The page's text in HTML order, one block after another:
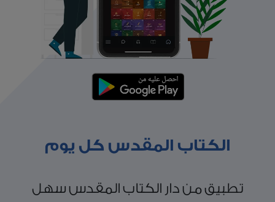
الكتاب المقدس كل يوم
تطبيق من دار الكتاب المقدس سهل